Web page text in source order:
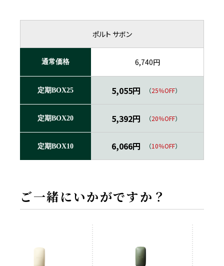
ポルト サボン
通常価格 6,740円
定期BOX25 5,055円 （25％OFF）
定期BOX20 5,392円 （20％OFF）
定期BOX10 6,066円 （10％OFF）
ご一緒にいかがですか？